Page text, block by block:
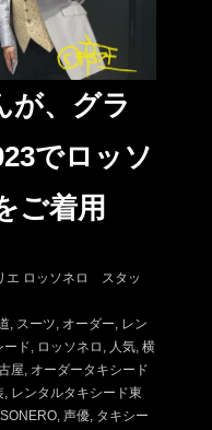
が、グラ
でロッソ
ご着用
エ ロッソネロ スタッ
スーツ オーダー レン
ード ロッソネロ 人気 横
屋 オーダータキシード
レンタルタキシード東
声優 タキシー